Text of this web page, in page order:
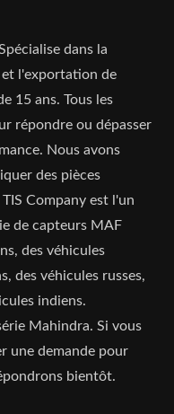
dans la
l'exportation de
15 ans. Tous les
répondre ou dépasser
Nous avons
des pièces
Company est l'un
de capteurs MAF
des véhicules
des véhicules russes,
indiens.
Mahindra. Si vous
une demande pour
bientôt.